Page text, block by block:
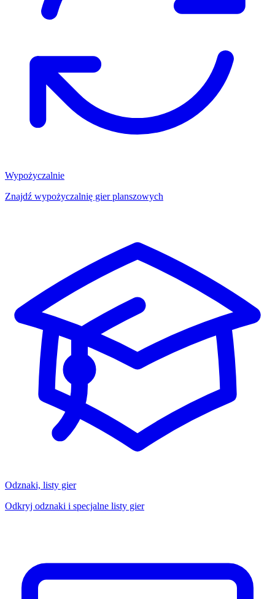
Wypożyczalnie
Znajdź wypożyczalnię gier planszowych
Odznaki, listy gier
Odkryj odznaki i specjalne listy gier